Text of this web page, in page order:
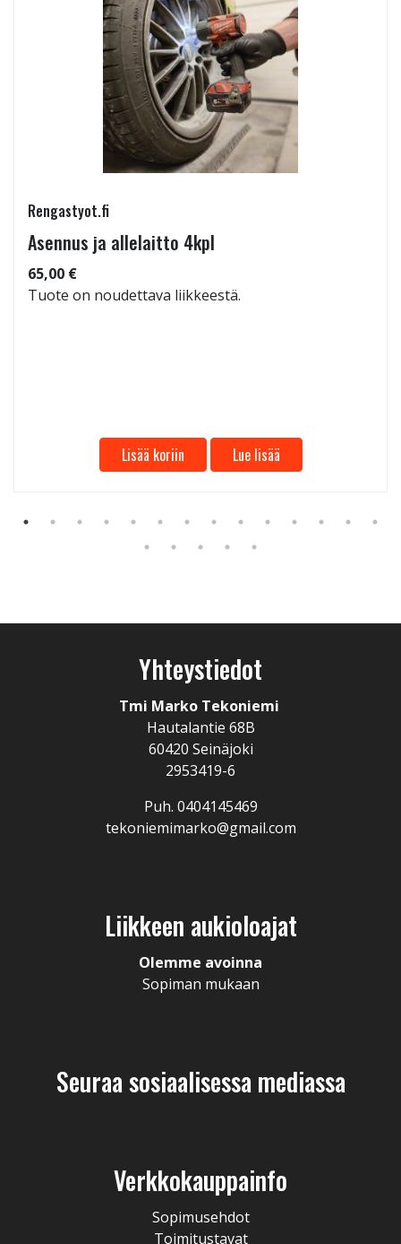
Rengastyot.fi
Asennus ja allelaitto 4kpl
65,00 €
Tuote on noudettava liikkeestä.
Lisää koriin Lue lisää
Yhteystiedot
Tmi Marko Tekoniemi
Hautalantie 68B
60420 Seinäjoki
2953419-6
Puh. 0404145469
tekoniemimarko@gmail.com
Liikkeen aukioloajat
Olemme avoinna
Sopiman mukaan
Seuraa sosiaalisessa mediassa
Verkkokauppainfo
Sopimusehdot
Toimitustavat